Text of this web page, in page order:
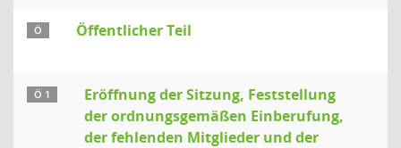
Ö Öffentlicher Teil
Ö 1
Eröffnung der Sitzung, Feststellung
der ordnungsgemäßen Einberufung,
der fehlenden Mitglieder und der